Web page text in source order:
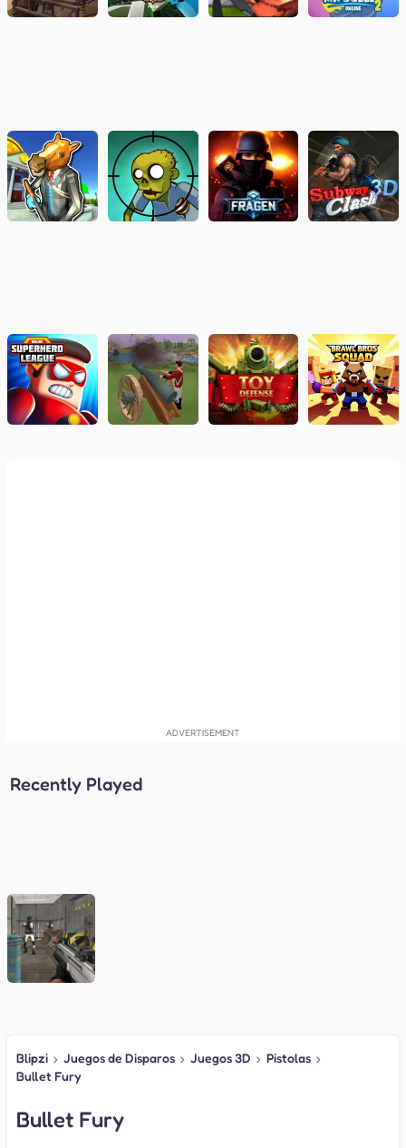
Recently Played
Blipzi › Juegos de Disparos › Juegos 3D › Pistolas ›
Bullet Fury
Bullet Fury